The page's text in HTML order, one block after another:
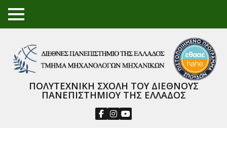
TO
GGL
NU
ΠΟΛΥΤΕΧΝΙΚΗ ΣΧΟΛΗ ΤΟΥ ΔΙΕΘΝΟΥΣ
ΠΑΝΕΠΙΣΤΗΜΙΟΥ ΤΗΣ ΕΛΛΑΔΟΣ